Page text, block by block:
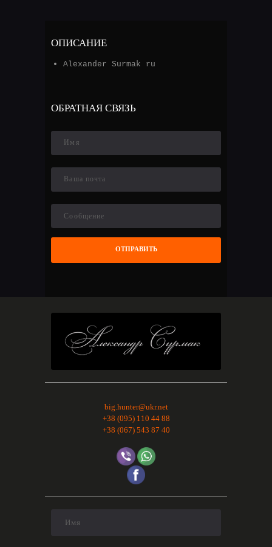
ОПИСАНИЕ
Alexander Surmak ru
ОБРАТНАЯ СВЯЗЬ
big.hunter@ukr.net
+38 (095) 110 44 88
+38 (067) 543 87 40